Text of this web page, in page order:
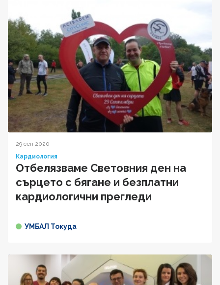
29 сеп 2020
Кардиология
Отбелязваме Световния ден на
сърцето с бягане и безплатни
кардиологични прегледи
УМБАЛ Токуда